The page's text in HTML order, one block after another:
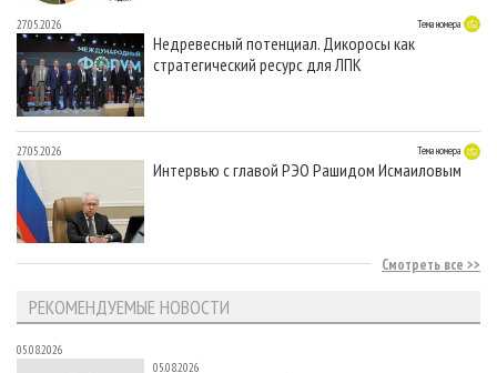
27.05.2026 Тема номера
Недревесный потенциал. Дикоросы как
стратегический ресурс для ЛПК
27.05.2026 Тема номера
Интервью с главой РЭО Рашидом Исмаиловым
Смотреть все
РЕКОМЕНДУЕМЫЕ НОВОСТИ
05.08.2026
05.08.2026